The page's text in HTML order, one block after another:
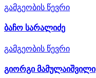
გამგეობის წევრი
ბაჩო სარალიძე
გამგეობის წევრი
გიორგი მამულაიშვილი